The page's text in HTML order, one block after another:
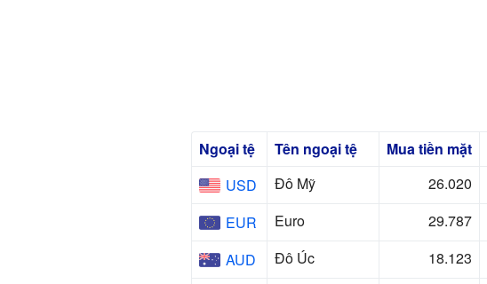
Ngoại tệ
Tên ngoại tệ Muatiền mặt
USD
Đô Mỹ 26.020
EUR
Euro 29.787
AUD
Đô Úc 18.123